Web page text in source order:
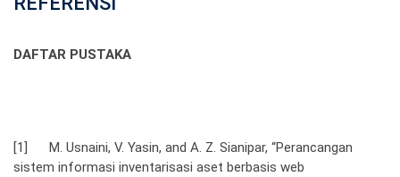
DAFTAR PUSTAKA
[1] M. Usnaini, V. Yasin, and A. Z. Sianipar, “Perancangan
sistem informasi inventarisasi aset berbasis web